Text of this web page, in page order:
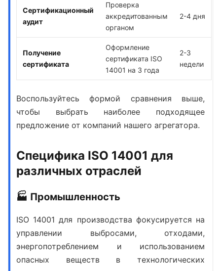
Сертификационный
аудит
Проверка
аккредитованным
органом
2-4 дня
Получение
сертификата
Оформление
сертификата ISO
14001 на 3 года
2-3
недели
Воспользуйтесь формой сравнения выше,
чтобы выбрать наиболее подходящее
предложение от компаний нашего агрегатора.
Специфика ISO 14001 для
различных отраслей
🏭 Промышленность
ISO 14001 для производства фокусируется на
управлении выбросами, отходами,
энергопотреблением и использованием
опасных веществ в технологических